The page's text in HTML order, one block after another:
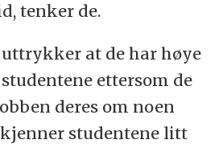
tenker de.
at de har høye
ettersom de
deres om noen
kjenner studentene litt